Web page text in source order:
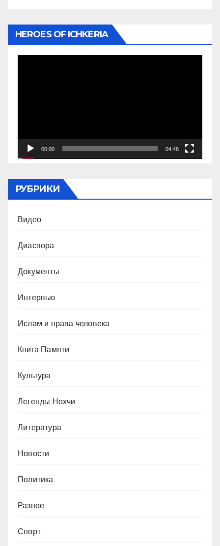
HEROES OF ICHKERIA
00:00 04:48
РУБРИКИ
Видео
Диаспора
Документы
Интервью
Ислам и права человека
Книга Памяти
Культура
Легенды Нохчи
Литература
Новости
Политика
Разное
Спорт